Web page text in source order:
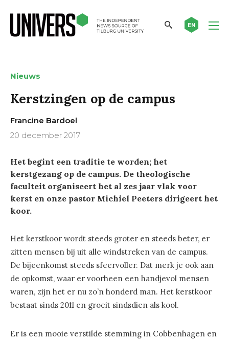
EN
Nieuws
Kerstzingen op de campus
Francine Bardoel
20 december 2017
Het begint een traditie te worden; het
kerstgezang op de campus. De theologische
faculteit organiseert het al zes jaar vlak voor
kerst en onze pastor Michiel Peeters dirigeert het
koor.
Het kerstkoor wordt steeds groter en steeds beter, er
zitten mensen bij uit alle windstreken van de campus.
De bijeenkomst steeds sfeervoller. Dat merk je ook aan
de opkomst, waar er voorheen een handjevol mensen
waren, zijn het er nu zo’n honderd man. Het kerstkoor
bestaat sinds 2011 en groeit sindsdien als kool.
Er is een mooie verstilde stemming in Cobbenhagen en